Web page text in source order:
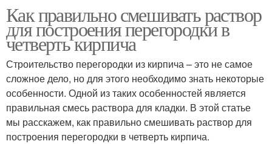
Как правильно смешивать раствор
для построения перегородки в
четверть кирпича
Строительство перегородки из кирпича – это не самое
сложное дело, но для этого необходимо знать некоторые
особенности. Одной из таких особенностей является
правильная смесь раствора для кладки. В этой статье
мы расскажем, как правильно смешивать раствор для
построения перегородки в четверть кирпича.